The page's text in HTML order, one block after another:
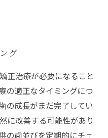
グ
正治療が必要になること
の適正なタイミングにつ
の成長がまだ完了してい
に改善する可能性があり
の歯並びを定期的にチェ